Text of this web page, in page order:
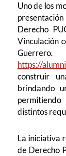
Uno de los
Derecho
Vinculación
https://
construir
brindando
distintos
La iniciativa
de Derecho